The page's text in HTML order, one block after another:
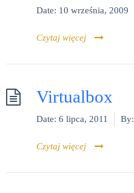
Date: 10 września, 2009
Czytaj więcej
Virtualbox
Date: 6 lipca, 2011 By:
Czytaj więcej